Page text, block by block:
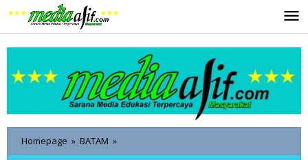
ke
konten
Homepage » BATAM »
PN